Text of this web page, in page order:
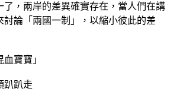
了，兩岸的差異確實存在，當人們在講
討論「兩國一制」，以縮小彼此的差
寶寶」
趴趴走